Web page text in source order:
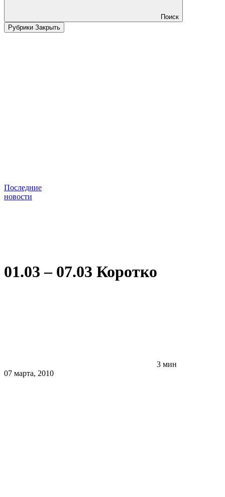
Поиск
Рубрики Закрыть
Последние
новости
01.03 – 07.03 Коротко
3 мин
07 марта, 2010